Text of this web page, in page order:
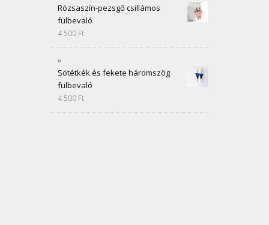
Rózsaszín-pezsgő csillámos
fülbevaló
4 500 Ft
Sötétkék és fekete háromszög
fülbevaló
4 500 Ft